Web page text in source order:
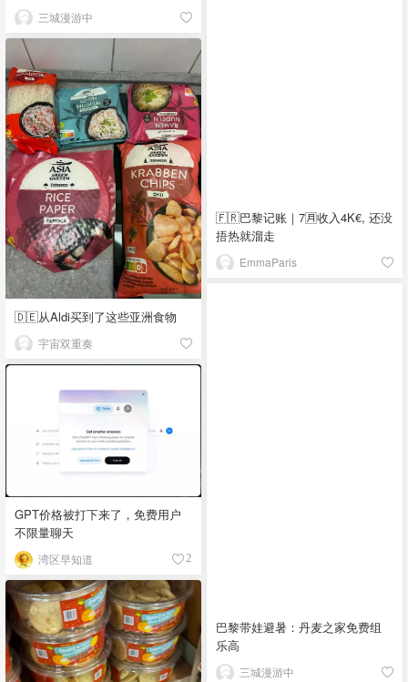
三城漫游中
🇫🇷巴黎记账｜7🈷️收入4K€, 还没
捂热就溜走
EmmaParis
🇩🇪从Aldi买到了这些亚洲食物
宇宙双重奏
巴黎带娃避暑：丹麦之家免费组
乐高
三城漫游中
GPT价格被打下来了，免费用户
不限量聊天
湾区早知道 2